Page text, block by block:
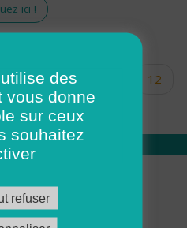
ici !
… 10
12
16 17
nous
ADMR
des
vous donne
sur ceux
souhaitez
refuser